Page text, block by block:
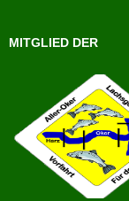
MITGLIED DER